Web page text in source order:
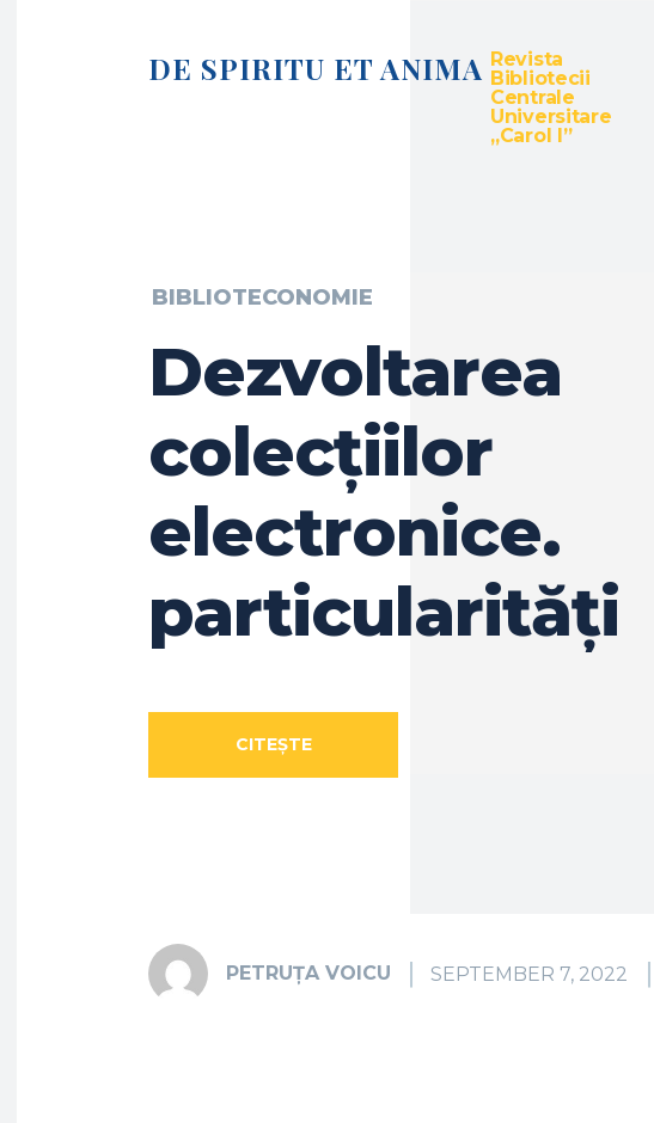
DE SPIRITU ET ANIMA Revista
Bibliotecii
Centrale
Universitare
„Carol I”
BIBLIOTECONOMIE
Dezvoltarea
colecțiilor
electronice.
particularități
CITEȘTE
PETRUȚA VOICU SEPTEMBER 7, 2022